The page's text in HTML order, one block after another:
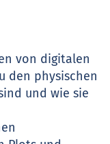
von digitalen
den physischen
und wie sie